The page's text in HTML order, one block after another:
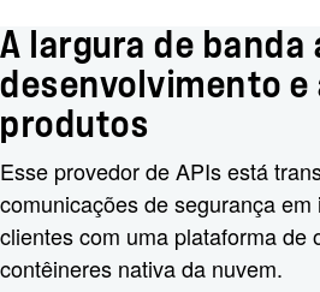
A largura de banda
desenvolvimento e
produtos
Esse provedor de APIs está
comunicações de segurança
clientes com uma plataforma de
contêineres nativa da nuvem.